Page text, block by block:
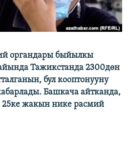
органдары быйылкы
Тажикстанда 2300дөн
бул кооптонууну
Башкача айтканда,
25ке жакын нике расмий